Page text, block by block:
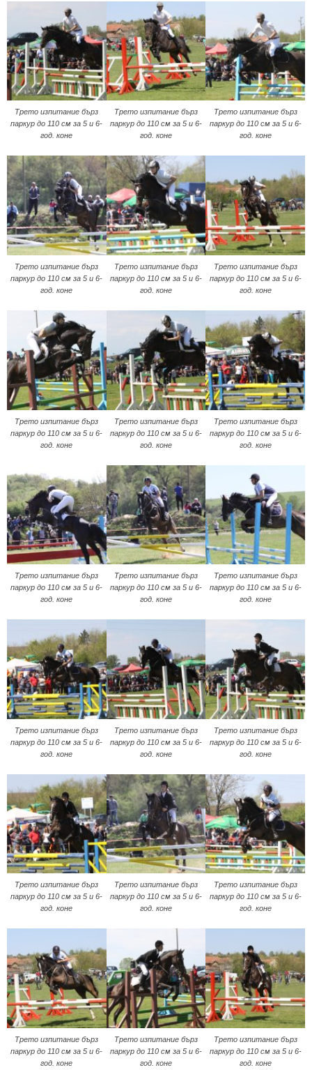
Трето изпитание бърз
паркур до 110 см за 5 и 6-
год. коне
Трето изпитание бърз
паркур до 110 см за 5 и 6-
год. коне
Трето изпитание бърз
паркур до 110 см за 5 и 6-
год. коне
Трето изпитание бърз
паркур до 110 см за 5 и 6-
год. коне
Трето изпитание бърз
паркур до 110 см за 5 и 6-
год. коне
Трето изпитание бърз
паркур до 110 см за 5 и 6-
год. коне
Трето изпитание бърз
паркур до 110 см за 5 и 6-
год. коне
Трето изпитание бърз
паркур до 110 см за 5 и 6-
год. коне
Трето изпитание бърз
паркур до 110 см за 5 и 6-
год. коне
Трето изпитание бърз
паркур до 110 см за 5 и 6-
год. коне
Трето изпитание бърз
паркур до 110 см за 5 и 6-
год. коне
Трето изпитание бърз
паркур до 110 см за 5 и 6-
год. коне
Трето изпитание бърз
паркур до 110 см за 5 и 6-
год. коне
Трето изпитание бърз
паркур до 110 см за 5 и 6-
год. коне
Трето изпитание бърз
паркур до 110 см за 5 и 6-
год. коне
Трето изпитание бърз
паркур до 110 см за 5 и 6-
год. коне
Трето изпитание бърз
паркур до 110 см за 5 и 6-
год. коне
Трето изпитание бърз
паркур до 110 см за 5 и 6-
год. коне
Трето изпитание бърз
паркур до 110 см за 5 и 6-
год. коне
Трето изпитание бърз
паркур до 110 см за 5 и 6-
год. коне
Трето изпитание бърз
паркур до 110 см за 5 и 6-
год. коне